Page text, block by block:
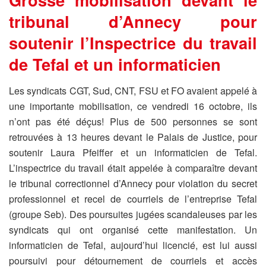
tribunal d’Annecy pour
soutenir l’Inspectrice du travail
de Tefal et un informaticien
Les syndicats CGT, Sud, CNT, FSU et FO avaient appelé à
une importante mobilisation, ce vendredi 16 octobre, ils
n’ont pas été déçus! Plus de 500 personnes se sont
retrouvées à 13 heures devant le Palais de Justice, pour
soutenir Laura Pfeiffer et un informaticien de Tefal.
L’inspectrice du travail était appelée à comparaître devant
le tribunal correctionnel d’Annecy pour violation du secret
professionnel et recel de courriels de l’entreprise Tefal
(groupe Seb). Des poursuites jugées scandaleuses par les
syndicats qui ont organisé cette manifestation. Un
informaticien de Tefal, aujourd’hui licencié, est lui aussi
poursuivi pour détournement de courriels et accès